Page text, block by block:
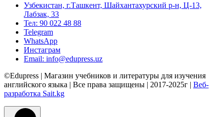
Узбекистан, г.Ташкент, Шайхантахурский р-н, Ц-13,
Лабзак, 33
Тел: 90 022 48 88
Telegram
WhatsApp
Инстаграм
Email: info@edupress.uz
©Edupress | Магазин учебников и литературы для изучения
английского языка | Все права защищены | 2017-2025г | Веб-
разработка Sait.kg